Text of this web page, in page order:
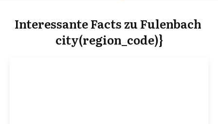
Interessante Facts zu Fulenbach
city(region_code)}